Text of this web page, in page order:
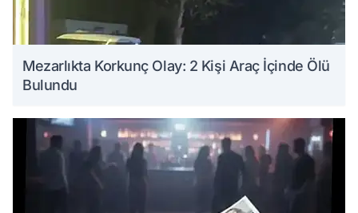
Mezarlıkta Korkunç Olay: 2 Kişi Araç İçinde Ölü
Bulundu